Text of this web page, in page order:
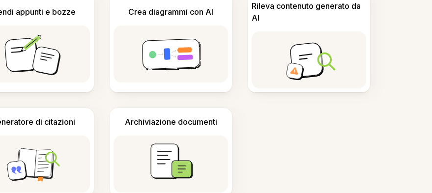
appunti e bozze Crea diagrammi con AI
Rileva contenuto generato da
AI
di citazioni Archiviazione documenti